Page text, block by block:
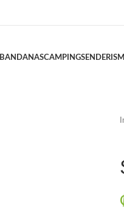
BANDANASCAMPING